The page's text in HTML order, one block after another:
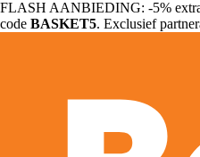
FLASH AANBIEDING: -5% extra
code BASKET5. Exclusief